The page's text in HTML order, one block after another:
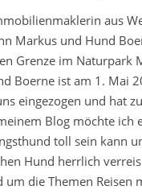
aus
Markus und Hund
Grenze im Naturpark
Boerne ist am 1. Mai
eingezogen und hat
Blog möchte ich
toll sein kann
Hund herrlich
um die Themen Reisen